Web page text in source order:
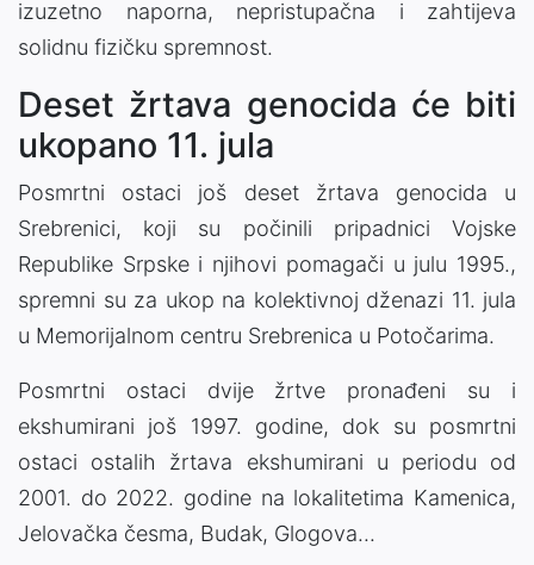
izuzetno naporna, nepristupačna i zahtijeva
solidnu fizičku spremnost.
Deset žrtava genocida će biti
ukopano 11. jula
Posmrtni ostaci još deset žrtava genocida u
Srebrenici, koji su počinili pripadnici Vojske
Republike Srpske i njihovi pomagači u julu 1995.,
spremni su za ukop na kolektivnoj dženazi 11. jula
u Memorijalnom centru Srebrenica u Potočarima.
Posmrtni ostaci dvije žrtve pronađeni su i
ekshumirani još 1997. godine, dok su posmrtni
ostaci ostalih žrtava ekshumirani u periodu od
2001. do 2022. godine na lokalitetima Kamenica,
Jelovačka česma, Budak, Glogova...